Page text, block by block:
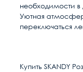
необходимости в
Уютная
переключаться
Страна
Купить SKANDY